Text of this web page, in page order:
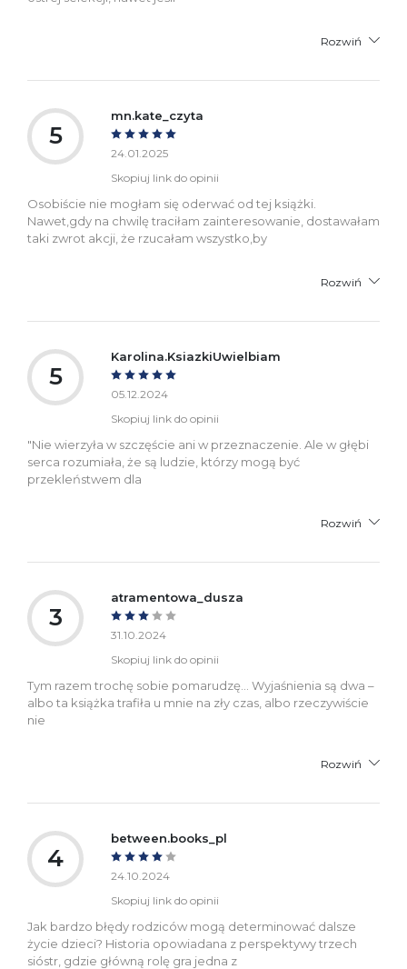
Rozwiń
5
mn.kate_czyta
24.01.2025
Skopiuj link do opinii
Osobiście nie mogłam się oderwać od tej książki.
Nawet,gdy na chwilę traciłam zainteresowanie, dostawałam
taki zwrot akcji, że rzucałam wszystko,by
Rozwiń
5
Karolina.KsiazkiUwielbiam
05.12.2024
Skopiuj link do opinii
"Nie wierzyła w szczęście ani w przeznaczenie. Ale w głębi
serca rozumiała, że są ludzie, którzy mogą być
przekleństwem dla
Rozwiń
3
atramentowa_dusza
31.10.2024
Skopiuj link do opinii
Tym razem trochę sobie pomarudzę… Wyjaśnienia są dwa –
albo ta książka trafiła u mnie na zły czas, albo rzeczywiście
nie
Rozwiń
4
between.books_pl
24.10.2024
Skopiuj link do opinii
Jak bardzo błędy rodziców mogą determinować dalsze
życie dzieci? Historia opowiadana z perspektywy trzech
sióstr, gdzie główną rolę gra jedna z